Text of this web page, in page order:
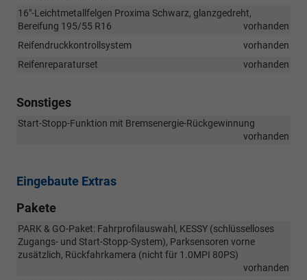
16"-Leichtmetallfelgen Proxima Schwarz, glanzgedreht,
Bereifung 195/55 R16
vorhanden
Reifendruckkontrollsystem
vorhanden
Reifenreparaturset
vorhanden
Sonstiges
Start-Stopp-Funktion mit Bremsenergie-Rückgewinnung
vorhanden
Eingebaute Extras
Pakete
PARK & GO-Paket: Fahrprofilauswahl, KESSY (schlüsselloses
Zugangs- und Start-Stopp-System), Parksensoren vorne
zusätzlich, Rückfahrkamera (nicht für 1.0MPI 80PS)
vorhanden